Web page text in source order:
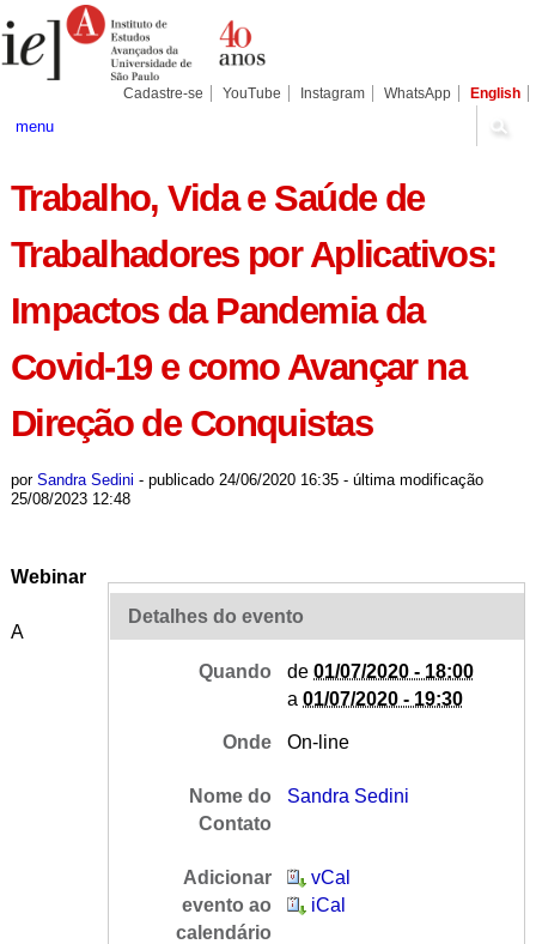
para
conteúdo.
Pessoais
Cadastre-se YouTube Instagram WhatsApp English
menu
Trabalho, Vida e Saúde de
Trabalhadores por Aplicativos:
Impactos da Pandemia da
Covid-19 e como Avançar na
Direção de Conquistas
por Sandra Sedini - publicado24/06/2020 16:35 - última modificação
25/08/2023 12:48
Detalhes do evento
Quando de01/07/2020 - 18:00
a01/07/2020 - 19:30
Onde On-line
Nome do
Contato
Sandra Sedini
Adicionar
evento ao
calendário
vCal
iCal
Webinar
A